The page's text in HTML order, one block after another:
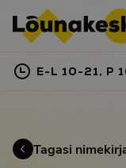
E-L 10-21, P
Tagasi